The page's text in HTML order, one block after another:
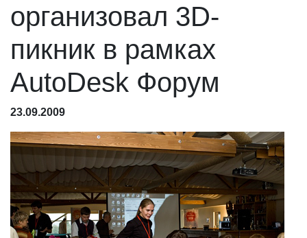
организовал 3D-
пикник в рамках
AutoDesk Форум
23.09.2009